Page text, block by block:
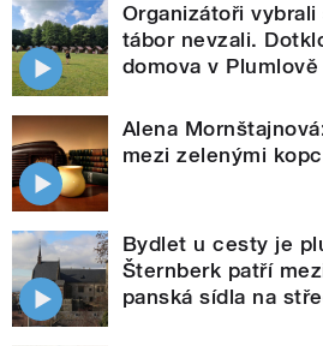
Organizátoři
tábor nevzali.
domova v Plumlově
Alena
mezi zelenými
Bydlet u cesty je
Šternberk patří
panská sídla na